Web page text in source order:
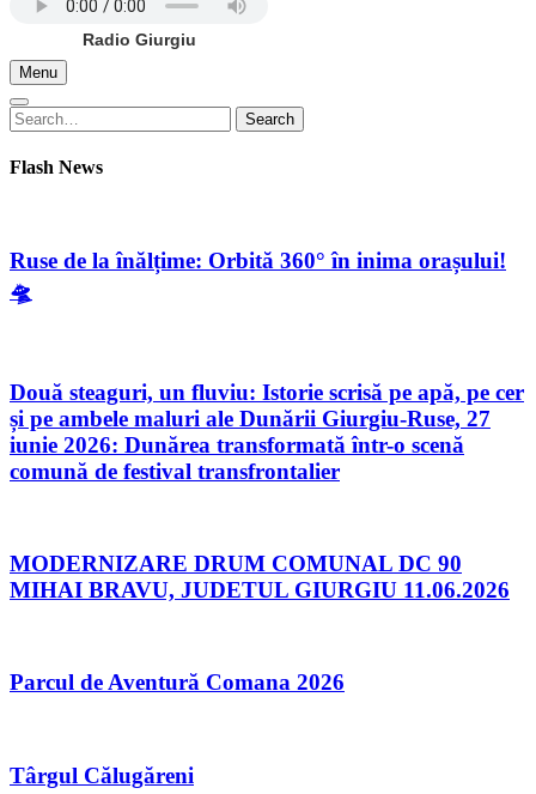
Radio Giurgiu
Menu
Search
for:
Search
Flash News
Ruse de la înălțime: Orbită 360° în inima orașului!
🛸
Două steaguri, un fluviu: Istorie scrisă pe apă, pe cer
și pe ambele maluri ale Dunării Giurgiu-Ruse, 27
iunie 2026: Dunărea transformată într-o scenă
comună de festival transfrontalier
MODERNIZARE DRUM COMUNAL DC 90
MIHAI BRAVU, JUDETUL GIURGIU 11.06.2026
Parcul de Aventură Comana 2026
Târgul Călugăreni